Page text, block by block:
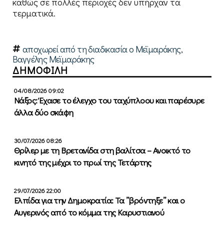
τερματικά.
αποχωρεί από τη διαδικασία ο Μεϊμαράκης,
Βαγγέλης Μεϊμαράκης
ΔΗΜΟΦΙΛΗ
04/08/2026 09:02
Νάξος: Έχασε το έλεγχο του ταχύπλοου και παρέσυρε
άλλα δύο σκάφη
30/07/2026 08:26
Θρίλερ με τη Βρετανίδα στη βαλίτσα – Ανοικτό το
κινητό της μέχρι το πρωί της Τετάρτης
29/07/2026 22:00
Ελπίδα για την Δημοκρατία: Τα ”βρόντηξε” και ο
Αυγερινός από το κόμμα της Καρυστιανού